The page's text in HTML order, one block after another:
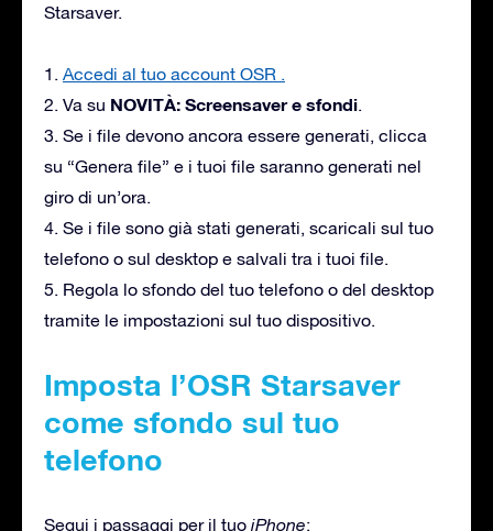
Starsaver.
1. Accedi al tuo account OSR .
2. Va su NOVITÀ: Screensaver e sfondi
3. Se i file devono ancora essere generati, clicca
su “Genera file” e i tuoi file saranno generati nel
giro di un’ora.
4. Se i file sono già stati generati, scaricali sul tuo
telefono o sul desktop e salvali tra i tuoi file.
5. Regola lo sfondo del tuo telefono o del desktop
tramite le impostazioni sul tuo dispositivo.
Imposta l’OSR Starsaver
come sfondo sul tuo
telefono
Segui i passaggi per il tuo iPhone: